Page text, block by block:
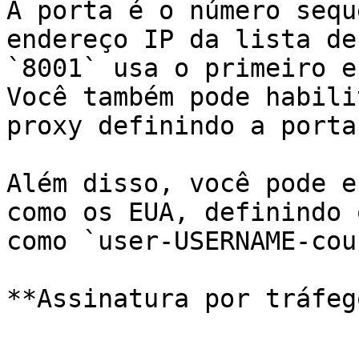
A porta é o número
endereço IP da lista
`8001` usa o primeiro
Você também pode
proxy definindo a porta
Além disso, você pode
como os EUA,
como `user-USERNAME-
**Assinatura por